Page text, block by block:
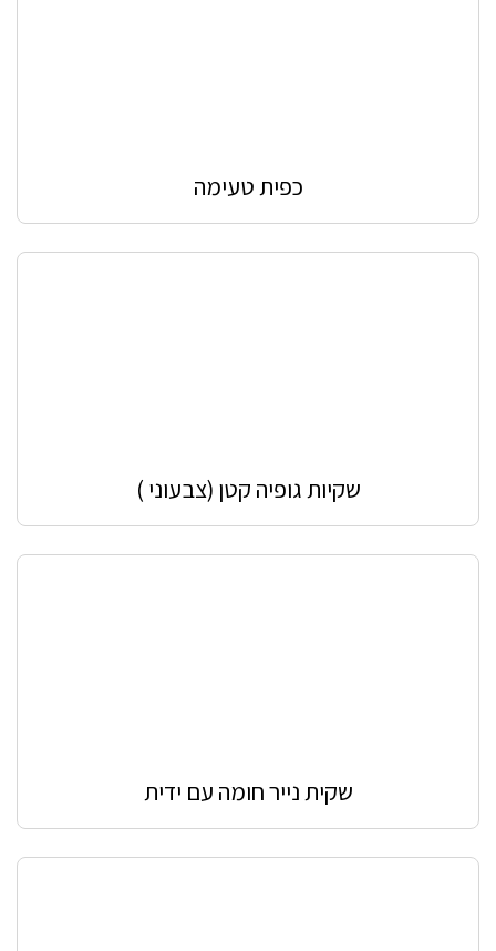
כפית טעימה
שקיות גופיה קטן (צבעוני )
שקית נייר חומה עם ידית